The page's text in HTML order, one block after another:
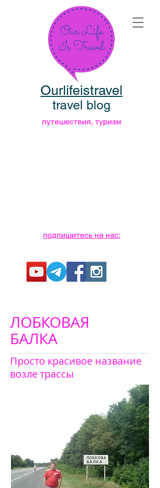
Ourlifeistravel
travel blog
путешествия, туризм
подпишитесь на нас:
ЛОБКОВАЯ
БАЛКА
Просто красивое название
возле трассы